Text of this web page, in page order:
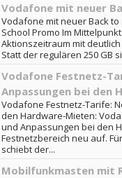
Vodafone mit neuer
Vodafone mit neuer Back
School Promo Im
Aktionszeitraum mit
Statt der regulären 250 GB
Vodafone Festnetz-
Anpassungen bei den
Vodafone Festnetz-Tarife:
den Hardware-Mieten:
und Anpassungen bei den
Festnetzbereich neu auf.
schiebt der...
Mobilfunkmasten mit